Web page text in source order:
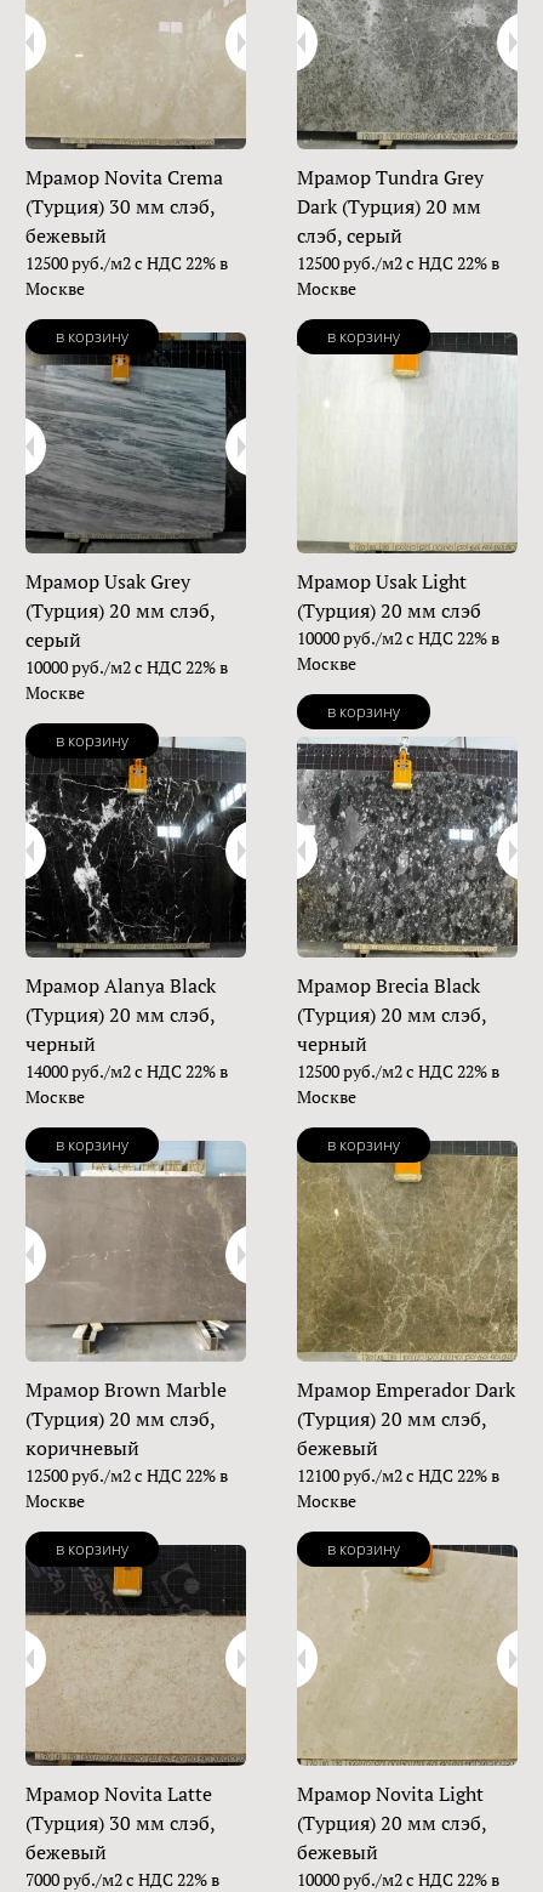
Мрамор Novita Crema
(Турция) 30 мм слэб,
бежевый
12500 руб./м2 с НДС 22% в
Москве
в корзину
Мрамор Tundra Grey
Dark (Турция) 20 мм
слэб, серый
12500 руб./м2 с НДС 22% в
Москве
в корзину
Мрамор Usak Grey
(Турция) 20 мм слэб,
серый
10000 руб./м2 с НДС 22% в
Москве
в корзину
Мрамор Usak Light
(Турция) 20 мм слэб
10000 руб./м2 с НДС 22% в
Москве
в корзину
Мрамор Alanya Black
(Турция) 20 мм слэб,
черный
14000 руб./м2 с НДС 22% в
Москве
в корзину
Мрамор Brecia Black
(Турция) 20 мм слэб,
черный
12500 руб./м2 с НДС 22% в
Москве
в корзину
Мрамор Brown Marble
(Турция) 20 мм слэб,
коричневый
12500 руб./м2 с НДС 22% в
Москве
в корзину
Мрамор Emperador Dark
(Турция) 20 мм слэб,
бежевый
12100 руб./м2 с НДС 22% в
Москве
в корзину
Мрамор Novita Latte
(Турция) 30 мм слэб,
бежевый
7000 руб./м2 с НДС 22% в
Мрамор Novita Light
(Турция) 20 мм слэб,
бежевый
10000 руб./м2 с НДС 22% в